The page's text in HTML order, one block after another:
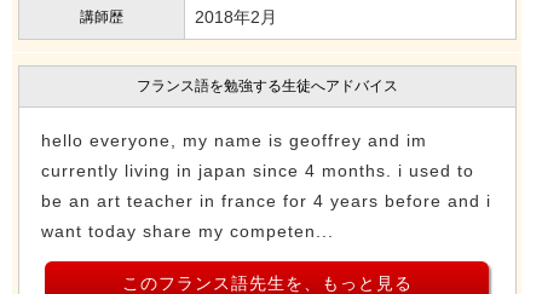
講師歴 2018年2月
フランス語を勉強する生徒へアドバイス
hello everyone, my name is geoffrey and im
currently living in japan since 4 months. i used to
be an art teacher in france for 4 years before and i
want today share my competen...
このフランス語先生を、もっと見る